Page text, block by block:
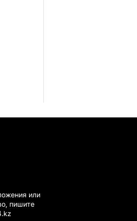
или
пишите